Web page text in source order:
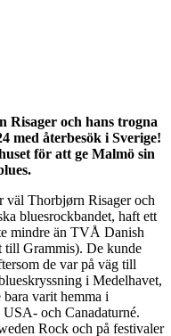
Risager och hans trogna
med återbesök i Sverige!
för att ge Malmö sin
väl Thorbjørn Risager och
bluesrockbandet, haft ett
mindre än TVÅ Danish
till Grammis). De kunde
de var på väg till
i Medelhavet,
varit hemma i
och Canadaturné.
Rock och på festivaler